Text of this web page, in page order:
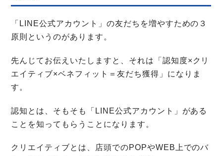
「LINE公式アカウント」の友だちを増やすための３
原則というのがあります。
先んじてお伝えいたしますと、それは「認知度×クリ
エイティブ×ベネフィット＝友だち獲得」になりま
す。
認知とは、そもそも「LINE公式アカウント」がある
ことを知ってもらうことになります。
クリエイティブとは、店頭でのPOPやWEB上でのバ